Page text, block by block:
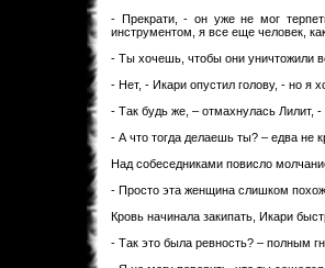
- Прекрати, - он уже не мог
инструментом, я все еще человек,
- Ты хочешь, чтобы они уничтожили
- Нет, - Икари опустил голову, - но я
- Так будь же, – отмахнулась Лилит,
- А что тогда делаешь ты? – едва не
Над собеседниками повисло
- Просто эта женщина слишком
Кровь начинала закипать, Икари
- Так это была ревность? – полным